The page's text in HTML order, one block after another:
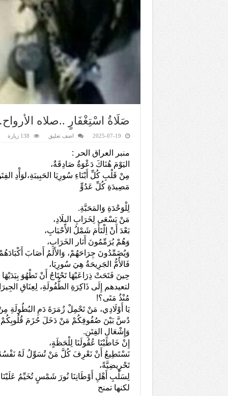
صَلَاةُ اسْتِغْفَارٍ ..صلاه
2025-07-19 اضف تعليق 138 زيارة
منبر العراق الحر :
اليَوْمَ هُنَاكَ دَعْوَةٌ صَادِقَةٌ،
مِنْ قَلْبِ كُلِّ أَبْنَاءِ سُورِيَا الحَبِيبَةِ،لوَأْدِ
مَصِيدَةِ كُلِّ عَدُوٍّ
لِلْوَحْدَةِ وَالمَحَبَّةِ.
مَنْ يَسْعَى لِخَرَابِ البِلَادِ،
بَعْدَ أَنْ اِلْتَأَمَ شَمْلُ الأَحْبَابِ،
وَهُمْ يُرَمِّمُونَ أَثار الخَرَابِ،
وَيُضَمِّدُونَ جِرَاحَهُمْ، وَالأَلَمُ أَصَابَ
فَالأُمُّ الجَرِيحَةُ هِيَ سُورِيَا،
حِينَ فَتَحَتْ ذِرَاعَيْهَا تَحْتَاجُ أَنْ تَطْهُوَ
لتعيدهم إِلَى ذَاكِرَةِ الطُّفُولَةِ، لِعِنَاقِ
مُنْذُ مَتَى؟!
يَا أَوْلَادِي، مَنْ تَحْمِلْ زُمَرَةَ دَمِ البُطُولَةِ مِنْ
دُسَّ بَيْنَ صُفُوفِكُمْ مَنْ دَخَلَ حُزَمَ
وَإِشْعَالِ الفِتَنِ.
إِنْ خَاطَبْنَا عُقُولَنَا لِلْحَظَةٍ،
نَسْتَطِيعُ أَنْ نَعْرِفَ كُلَّ مَنْ تُسَوِّلُ لَهُ نَفْسُهُ
تَحْرِيضِيَّةً،
لِسَلْبِ أَهْلِ أَوْطَانِنَا نُورَ شَمْسٍ تُخَيِّمُ عَلَيْنَا
لكنها تمنح